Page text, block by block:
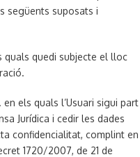
següents suposats i
quedi subjecte el lloc
en els quals l’Usuari sigui part
Jurídica i cedir les dades
confidencialitat, complint en
1720/2007, de 21 de